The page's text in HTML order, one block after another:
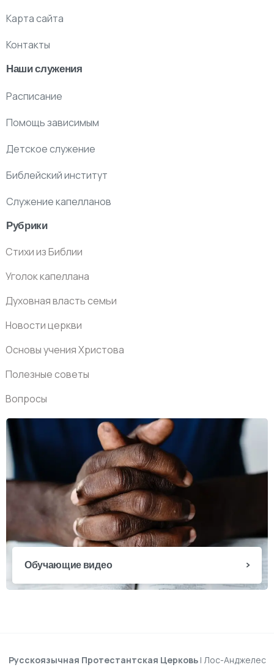
Карта сайта
Контакты
Наши служения
Расписание
Помощь зависимым
Детское служение
Библейский институт
Служение капелланов
Рубрики
Стихи из Библии
Уголок капеллана
Духовная власть семьи
Новости церкви
Основы учения Христова
Полезные советы
Вопросы
Обучающие видео
Русскоязычная Протестантская Церковь| Лос-Анджелес